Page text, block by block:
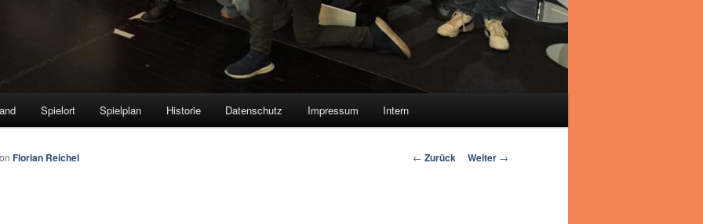
Spielort Spielplan Historie Datenschutz Impressum Intern
Beitrags-
← Zurück Weiter →
Florian Reichel